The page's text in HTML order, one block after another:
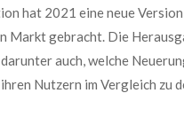
hat 2021 eineneue Version
Markt gebracht. Die
auch,welche
ihren Nutzern im Vergleich zu